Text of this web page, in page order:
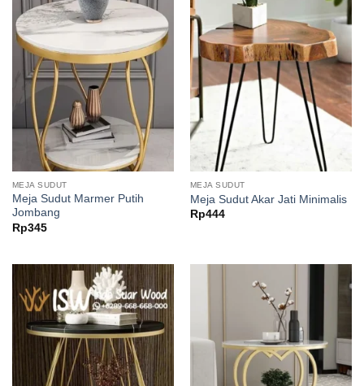
MEJA SUDUT
Meja Sudut Marmer Putih
Jombang
Rp345
MEJA SUDUT
Meja Sudut Akar Jati Minimalis
Rp444